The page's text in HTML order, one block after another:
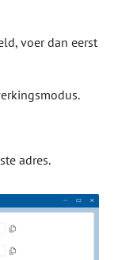
voer dan eerst
adres.